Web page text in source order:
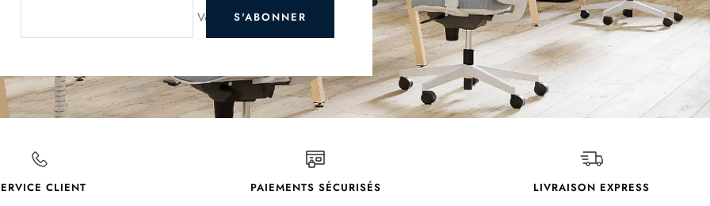
Votre e-mailS'ABONNER
CLIENT PAIEMENTS SÉCURISÉS LIVRAISON EXPRESS